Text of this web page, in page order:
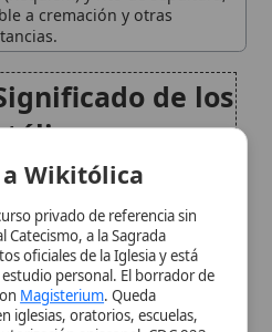
de los
y
Wikitólica
privado de referencia sin
a la Sagrada
de la Iglesia y está
personal. El borrador de
. Queda
episcopal -CDC 823-.
fuentes referenciadas y a
la enciclopedia confirma que
lapolítica de privacidady el
Aceptar y Entrar